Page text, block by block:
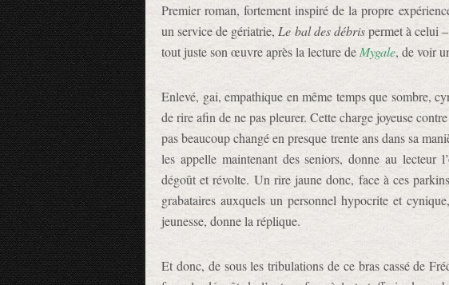
Premier roman, fortement inspiré de la propre
un service de gériatrie, Le bal des débrispermet à celui
tout juste son œuvre après la lecture de Mygale, de voir
Enlevé, gai, empathique en même temps que sombre,
de rire afin de ne pas pleurer. Cette charge joyeuse
pas beaucoup changé en presque trente ans dans sa
les appelle maintenant des seniors, donne au lecteur
dégoût et révolte. Un rire jaune donc, face à ces
grabataires auxquels un personnel hypocrite et
jeunesse, donne la réplique.
Et donc, de sous les tribulations de ce bras cassé de